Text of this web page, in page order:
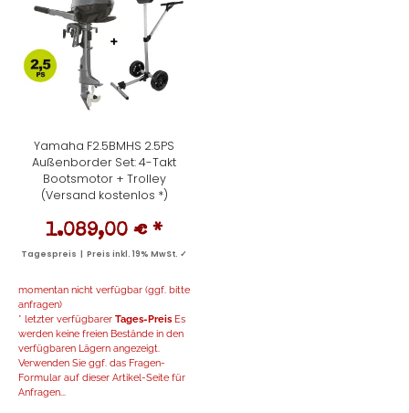
Yamaha F2.5BMHS 2.5PS
Außenborder Set: 4-Takt
Bootsmotor + Trolley
(Versand kostenlos *)
1.089,00 € *
Tagespreis | Preis inkl. 19% MwSt. ✓
momentan nicht verfügbar (ggf. bitte
anfragen)
* letzter verfügbarer Tages-Preis Es
werden keine freien Bestände in den
verfügbaren Lägern angezeigt.
Verwenden Sie ggf. das Fragen-
Formular auf dieser Artikel-Seite für
Anfragen...